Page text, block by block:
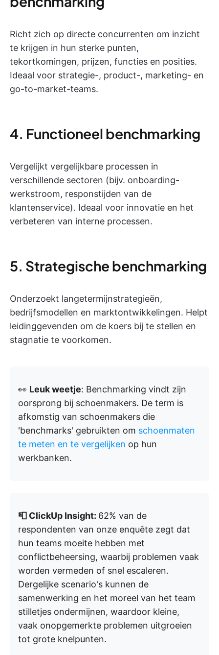
Richt zich op directe concurrenten om inzicht
te krijgen in hun sterke punten,
tekortkomingen, prijzen, functies en posities.
Ideaal voor strategie-, product-, marketing- en
go-to-market-teams.
4. Functioneel benchmarking
Vergelijkt vergelijkbare processen in
verschillende sectoren (bijv. onboarding-
werkstroom, responstijden van de
klantenservice). Ideaal voor innovatie en het
verbeteren van interne processen.
5. Strategische benchmarking
Onderzoekt langetermijnstrategieën,
bedrijfsmodellen en marktontwikkelingen. Helpt
leidinggevenden om de koers bij te stellen en
stagnatie te voorkomen.
👀 Leuk weetje: Benchmarking vindt zijn
oorsprong bij schoenmakers. De term is
afkomstig van schoenmakers die
'benchmarks' gebruikten om schoenmaten
te meten en te vergelijken op hun
werkbanken.
📮 ClickUp Insight: 62% van de
respondenten van onze enquête zegt dat
hun teams moeite hebben met
conflictbeheersing, waarbij problemen vaak
worden vermeden of snel escaleren.
Dergelijke scenario's kunnen de
samenwerking en het moreel van het team
stilletjes ondermijnen, waardoor kleine,
vaak onopgemerkte problemen uitgroeien
tot grote knelpunten.